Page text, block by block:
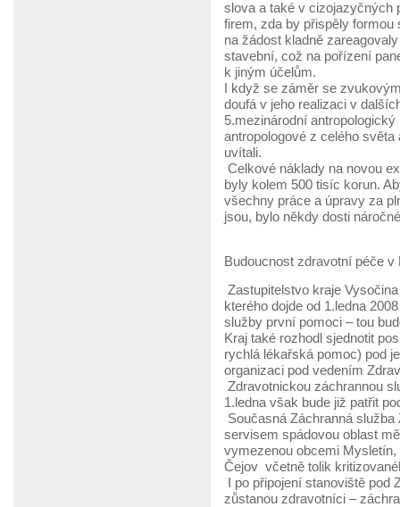
slova a také v cizojazyčných
firem, zda by přispěly formou
na žádost kladně
stavební, což na pořízení
k jiným účelům.
I když se záměr se
doufá v jeho realizaci v
5.mezinárodní
antropologové z celého
uvítali.
Celkové náklady na novou
byly kolem 500 tisíc korun.
všechny práce a úpravy za
jsou, bylo někdy dosti
Budoucnost zdravotní péče v
Zastupitelstvo kraje
kterého dojde od 1.ledna
služby první pomoci – tou
Kraj také rozhodl sjednotit
rychlá lékařská pomoc) pod
organizaci pod vedením
Zdravotnickou záchrannou
1.ledna však bude již patřit
Současná Záchranná
servisem spádovou oblast
vymezenou obcemi
Čejov včetně tolik
I po připojení stanoviště pod
zůstanou zdravotníci –